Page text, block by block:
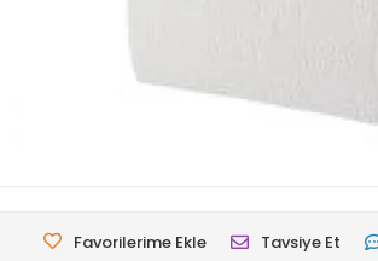
Favorilerime Ekle Tavsiye Et